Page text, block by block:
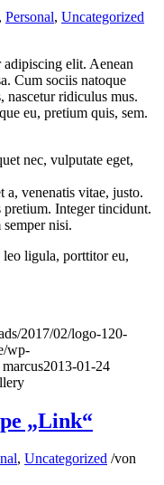
, Personal, Uncategorized
elit. Aenean
Cum sociis natoque
nascetur ridiculus mus.
eu, pretium quis, sem.
nec, vulputate eget,
venenatis vitae, justo.
Integer tincidunt.
nisi.
leo ligula, porttitor eu,
2017/02/logo-120-
wp-
marcus2013-01-24
„Link“
, Uncategorized /von